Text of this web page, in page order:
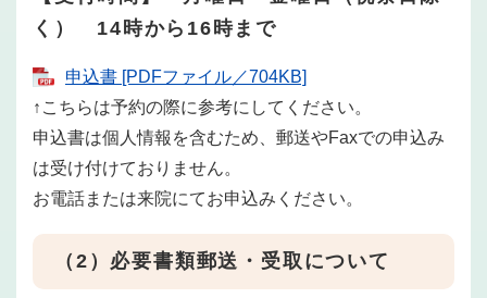
く） 14 時から 16 時まで
申込書 [PDFファイル／704KB]
↑こちらは予約の際に参考にしてください。
申込書は個人情報を含むため、郵送やFaxでの申込み
は受け付けておりません。
お電話または来院にてお申込みください。
（2）必要書類郵送・受取について